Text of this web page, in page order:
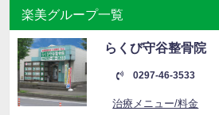
楽美グループ一覧
らくび守谷整骨院
0297-46-3533
治療メニュー/料金